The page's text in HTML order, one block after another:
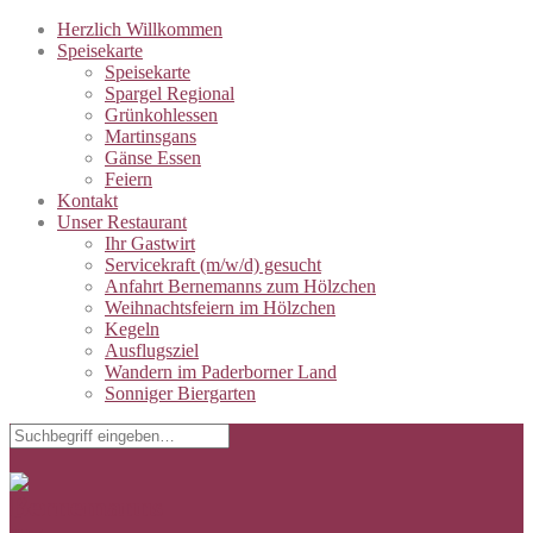
Herzlich Willkommen
Speisekarte
Speisekarte
Spargel Regional
Grünkohlessen
Martinsgans
Gänse Essen
Feiern
Kontakt
Unser Restaurant
Ihr Gastwirt
Servicekraft (m/w/d) gesucht
Anfahrt Bernemanns zum Hölzchen
Weihnachtsfeiern im Hölzchen
Kegeln
Ausflugsziel
Wandern im Paderborner Land
Sonniger Biergarten